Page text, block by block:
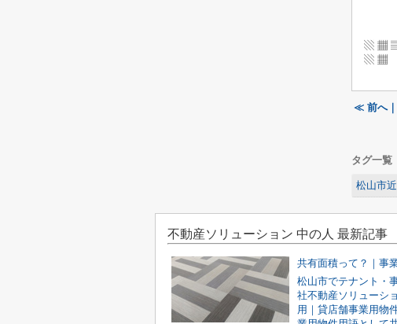
▧ ▦
▧ ▦
≪ 前へ｜
タグ一覧
松山市
不動産ソリューション 中の人 最新記事
共有面積って？｜事
松山市でテナント・
社不動産ソリューシ
用｜貸店舗事業用物